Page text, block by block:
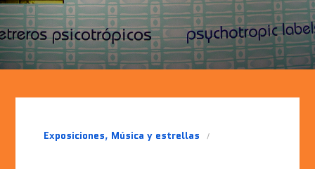
Exposiciones, Música y estrellas